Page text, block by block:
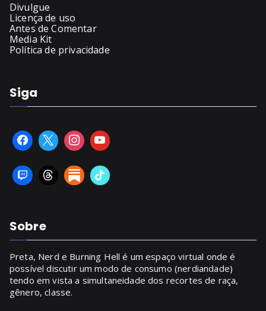
Divulgue
Licença de uso
Antes de Comentar
Media Kit
Política de privacidade
Siga
Sobre
Preta, Nerd e Burning Hell é um espaço virtual onde é
possível discutir um modo de consumo (nerdiandade)
tendo em vista a simultaneidade dos recortes de raça,
gênero, classe.